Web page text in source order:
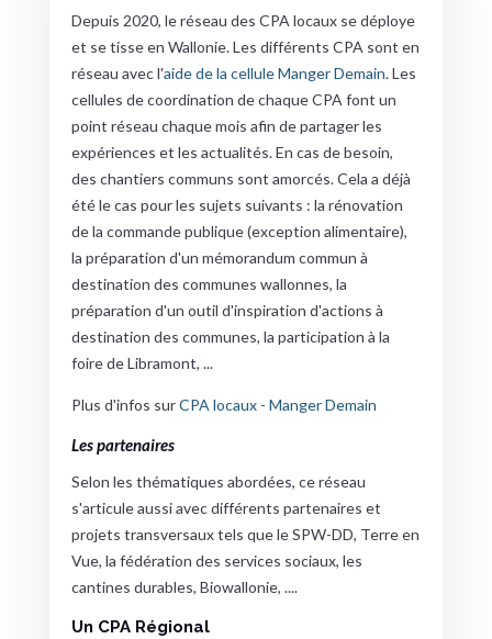
Depuis 2020, le réseau des CPA locaux se déploye
et se tisse en Wallonie. Les différents CPA sont en
réseau avec l'aide de la cellule Manger Demain. Les
cellules de coordination de chaque CPA font un
point réseau chaque mois afin de partager les
expériences et les actualités. En cas de besoin,
des chantiers communs sont amorcés. Cela a déjà
été le cas pour les sujets suivants : la rénovation
de la commande publique (exception alimentaire),
la préparation d'un mémorandum commun à
destination des communes wallonnes, la
préparation d'un outil d'inspiration d'actions à
destination des communes, la participation à la
foire de Libramont, ...
Plus d'infos surCPA locaux - Manger Demain
Les partenaires
Selon les thématiques abordées, ce réseau
s'articule aussi avec différents partenaires et
projets transversaux tels que le SPW-DD, Terre en
Vue, la fédération des services sociaux, les
cantines durables, Biowallonie, ....
Un CPA Régional